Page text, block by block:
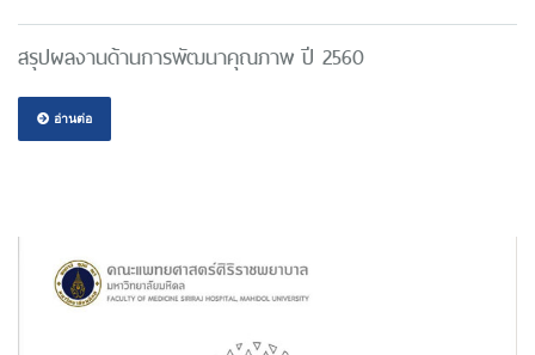
สรุปผลงานด้านการพัฒนาคุณภาพ ปี 2560
อ่านต่อ